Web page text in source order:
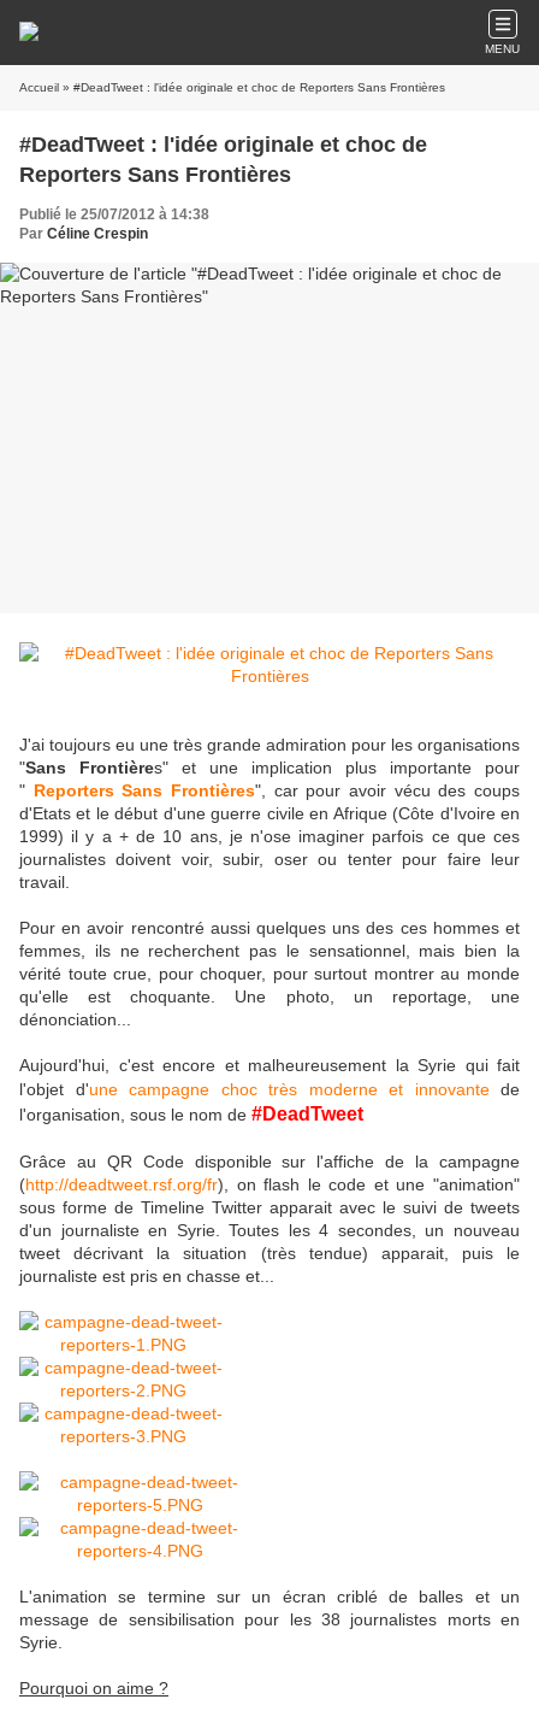
MENU
Accueil » #DeadTweet : l'idée originale et choc de Reporters Sans Frontières
#DeadTweet : l'idée originale et choc de
Reporters Sans Frontières
Publié le 25/07/2012 à 14:38
Par Céline Crespin
J'ai toujours eu une très grande admiration pour les organisations
"Sans Frontières" et une implication plus importante pour
" Reporters Sans Frontières", car pour avoir vécu des coups
d'Etats et le début d'une guerre civile en Afrique (Côte d'Ivoire en
1999) il y a + de 10 ans, je n'ose imaginer parfois ce que ces
journalistes doivent voir, subir, oser ou tenter pour faire leur
travail.
Pour en avoir rencontré aussi quelques uns des ces hommes et
femmes, ils ne recherchent pas le sensationnel, mais bien la
vérité toute crue, pour choquer, pour surtout montrer au monde
qu'elle est choquante. Une photo, un reportage, une
dénonciation...
Aujourd'hui, c'est encore et malheureusement la Syrie qui fait
l'objet d'une campagne choc très moderne et innovantede
l'organisation, sous le nom de #DeadTweet
Grâce au QR Code disponible sur l'affiche de la campagne
(http://deadtweet.rsf.org/fr), on flash le code et une "animation"
sous forme de Timeline Twitter apparait avec le suivi de tweets
d'un journaliste en Syrie. Toutes les 4 secondes, un nouveau
tweet décrivant la situation (très tendue) apparait, puis le
journaliste est pris en chasse et...
L'animation se termine sur un écran criblé de balles et un
message de sensibilisation pour les 38 journalistes morts en
Syrie.
Pourquoi on aime ?